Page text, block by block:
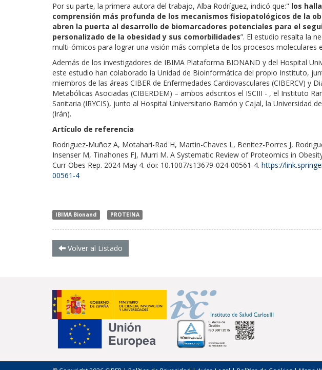
Por su parte, la primera autora del trabajo, Alba Rodríguez, indicó que:" los
comprensión más profunda de los mecanismos fisiopatológicos de la
abren la puerta al desarrollo de biomarcadores potenciales para el
personalizado de la obesidad y sus comorbilidades”. El estudio resalta la
multi-ómicos para lograr una visión más completa de los procesos moleculares
Además de los investigadores de IBIMA Plataforma BIONAND y del Hospital
este estudio han colaborado la Unidad de Bioinformática del propio Instituto,
miembros de las áreas CIBER de Enfermedades Cardiovasculares (CIBERCV) y
Metabólicas Asociadas (CIBERDEM) – ambos adscritos el ISCIII - , el Instituto
Sanitaria (IRYCIS), junto al Hospital Universitario Ramón y Cajal, la Universidad
(Irán).
Artículo de referencia
Rodriguez-Muñoz A, Motahari-Rad H, Martin-Chaves L, Benitez-Porres J,
Insenser M, Tinahones FJ, Murri M. A Systematic Review of Proteomics in
Curr Obes Rep. 2024 May 4. doi: 10.1007/s13679-024-00561-4. https://
00561-4
IBIMA Bionand PROTEINA
Volver al Listado